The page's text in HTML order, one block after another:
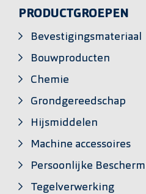
PRODUCTGROEPEN
Bevestigingsmateriaal
Bouwproducten
Chemie
Grondgereedschap
Hijsmiddelen
Machine accessoires
Persoonlijke
Tegelverwerking